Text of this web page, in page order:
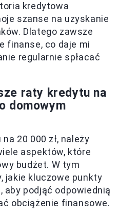
kredytowa
szanse na uzyskanie
Dlatego zawsze
finanse, co daje mi
regularnie spłacać
raty kredytu na
domowym
20 000 zł, należy
aspektów, które
budżet. W tym
jakie kluczowe punkty
aby podjąć odpowiednią
obciążenie finansowe.